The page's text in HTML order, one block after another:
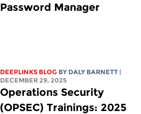
Password Manager
DEEPLINKS BLOG BY DALY BARNETT |
DECEMBER 29, 2025
Operations Security
(OPSEC) Trainings: 2025